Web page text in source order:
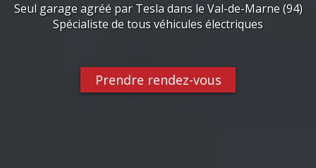
Seul garage agréé par Tesla dans le Val-de-Marne (94)
Spécialiste de tous véhicules électriques
Prendre rendez-vous